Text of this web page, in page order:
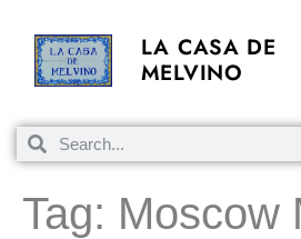
LA CASA DE
MELVINO
Tag: Moscow